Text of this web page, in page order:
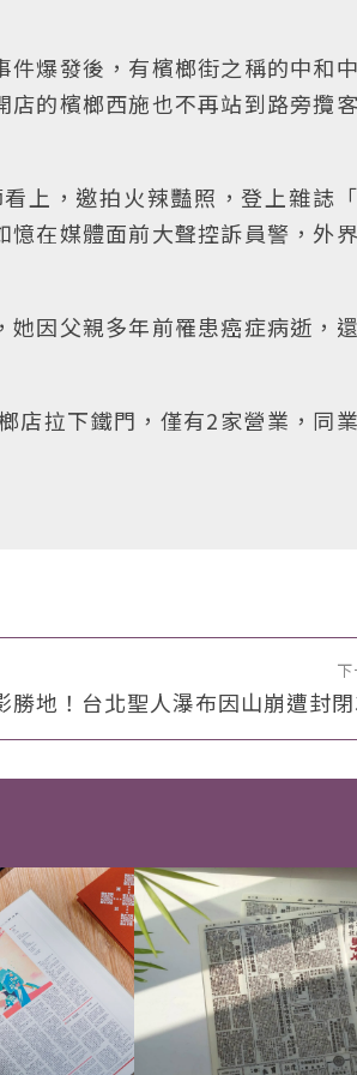
爆發後，有檳榔街之稱的中和
的檳榔西施也不再站到路旁攬客
上，邀拍火辣豔照，登上雜誌
在媒體面前大聲控訴員警，外
因父親多年前罹患癌症病逝，
店拉下鐵門，僅有2家營業，同
勝地！台北聖人瀑布因山崩遭封